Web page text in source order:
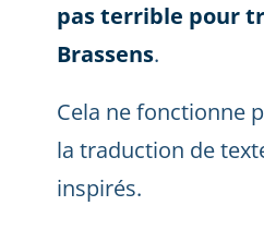
pas terrible pour
Brassens.
Cela ne fonctionne
la traduction de
inspirés.